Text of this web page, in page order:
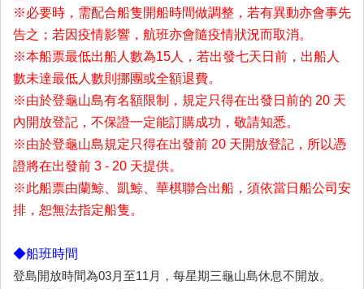
※必要時，需配合船隻開船時間做調整，若有異動亦會事先
告之；若因疫情影響，航班亦會隨疫情狀況而取消。
※本船票最低出船人數為15人，若出發七天日前，出船人
數未達最低人數則挪團或全額退費。
※由於登龜山島有名額限制，規定只得在出發日前的 20 天
內開放登記，不保證一定能訂購成功，敬請知悉。
※由於登龜山島規定只得在出發前 20 天開放登記，所以憑
證將在出發前 3 - 20 天提供。
※此船票由蘭鯨、凱鯨、華棋聯合出船，須依當日船公司安
排，恕無法指定船隻。
◆船班時間
登島開放時間為03月至11月，每星期三龜山島休息不開放。